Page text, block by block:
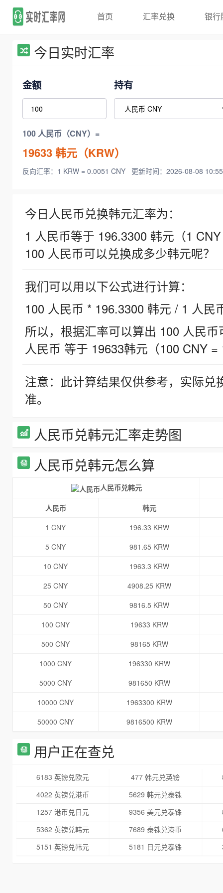
首页 汇率兑换 银行
今日实时汇率
金额 持有
100 人民币（CNY）=
19633韩元（KRW）
反向汇率：1 KRW = 0.0051 CNY 更新时间：2026-08-08
今日人民币兑换韩元汇率为：
1 人民币等于 196.3300 韩元（1
100 人民币可以兑换成多少韩元呢？
我们可以用以下公式进行计算：
100 人民币 * 196.3300 韩元 / 1 人民
所以，根据汇率可以算出 100 人民
人民币 等于 19633韩元（100 CNY =
注意：此计算结果仅供参考，实际
准。
人民币兑韩元汇率走势图
人民币兑韩元怎么算
人民币兑韩元
人民币
韩元
1 CNY
196.33 KRW
5 CNY
981.65 KRW
10 CNY
1963.3 KRW
25 CNY
4908.25 KRW
50 CNY
9816.5 KRW
100 CNY
19633 KRW
500 CNY
98165 KRW
1000 CNY
196330 KRW
5000 CNY
981650 KRW
10000 CNY
1963300 KRW
50000 CNY
9816500 KRW
用户正在查兑
6183 英镑兑欧元 477 韩元兑英镑
4022 英镑兑港币
5629 韩元兑泰铢
1257 港币兑日元
9356 美元兑泰铢
5362 英镑兑韩元
7689 泰铢兑港币
5151 英镑兑韩元
5181 日元兑泰铢